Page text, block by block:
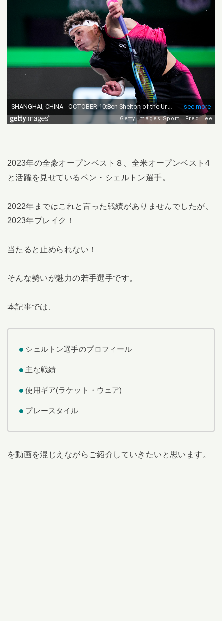
2023年の全豪オープンベスト８、全米オープンベスト4
と活躍を見せているベン・シェルトン選手。
2022年まではこれと言った戦績がありませんでしたが、
2023年ブレイク！
当たると止められない！
そんな勢いが魅力の若手選手です。
本記事では、
シェルトン選手のプロフィール
主な戦績
使用ギア(ラケット・ウェア)
プレースタイル
を動画を混じえながらご紹介していきたいと思います。